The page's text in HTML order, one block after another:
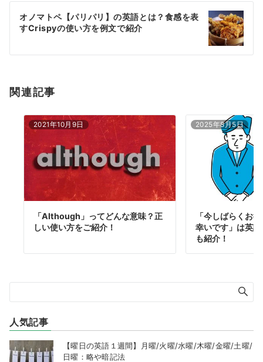
ン
オノマトペ【パリパリ】の英語とは？食感を表
すCrispyの使い方を例文で紹介
関連記事
2021年10月9日
「Although」ってどんな意味？正
しい使い方をご紹介！
2025年8月5日
「今しばらくお
幸いです」は英
も紹介！
人気記事
【曜日の英語１週間】月曜/火曜/水曜/木曜/金曜/土曜/
日曜：略や暗記法